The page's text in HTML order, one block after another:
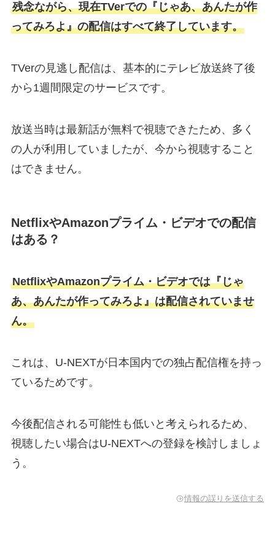
残念ながら、現在TVerでの『じゃあ、あんたが作
ってみろよ』の配信はすべて終了しています。
TVerの見逃し配信は、基本的にテレビ放送終了後
から1週間限定のサービスです。
放送当時は最新話が無料で視聴できたため、多く
の人が利用していましたが、今から視聴すること
はできません。
NetflixやAmazonプライム・ビデオでの配信
はある？
NetflixやAmazonプライム・ビデオでは『じゃ
あ、あんたが作ってみろよ』は配信されていませ
ん。
これは、U-NEXTが日本国内での独占配信権を持っ
ているためです。
今後配信される可能性も低いと考えられるため、
視聴したい場合はU-NEXTへの登録を検討しましょ
う。
情報の誤りを送信する